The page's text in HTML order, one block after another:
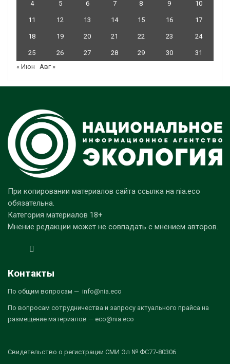
4 5 6 7 8 9 10
11 12 13 14 15 16 17
18 19 20 21 22 23 24
25 26 27 28 29 30
31
« Июн
Авг »
При копировании материалов сайта ссылка на nia.eco
обязательна.
Категория материалов 18+
Мнение редакции может не совпадать с мнением авторов.
Контакты
По общим вопросам — info@nia.eco
По вопросам сотрудничества и запросу актуального прайса на
размещение материалов — eco@nia.eco
Свидетельство о регистрации СМИ Эл № ФС77-80306